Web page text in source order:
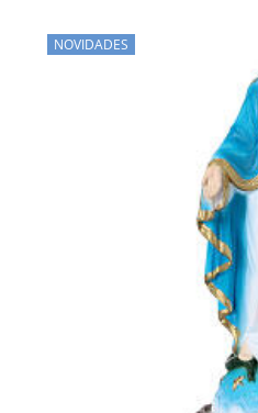
NOVIDADES